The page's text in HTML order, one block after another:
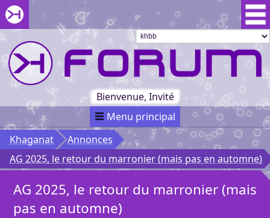
Aller au menu du forum
Aller au contenu du forum
Aller à la recherche dans le forum
Passer le
menu
Khaganat
Retour
au début
du menu
Khaganat
Bienvenue, Invité
Menu principal
Khaganat
Annonces
AG 2025, le retour du marronier (mais pas en automne)
AG 2025, le retour du marronier (mais
pas en automne)